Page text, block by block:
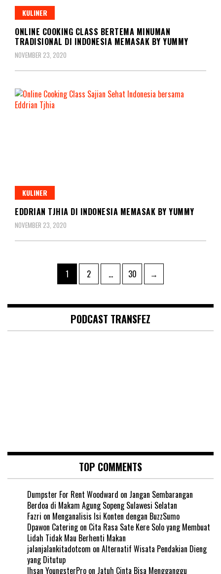
KULINER
ONLINE COOKING CLASS BERTEMA MINUMAN
TRADISIONAL DI INDONESIA MEMASAK BY YUMMY
NOVEMBER 23, 2020
KULINER
EDDRIAN TJHIA DI INDONESIA MEMASAK BY YUMMY
NOVEMBER 23, 2020
pagination
Page
1 Page
2 … Page
30 →
PODCAST TRANSFEZ
TOP COMMENTS
Dumpster For Rent Woodward on Jangan Sembarangan
Berdoa di Makam Agung Sopeng Sulawesi Selatan
Fazri on Menganalisis Isi Konten dengan BuzzSumo
Dpawon Cateringon Cita Rasa Sate Kere Solo yang Membuat
Lidah Tidak Mau Berhenti Makan
jalanjalankitadotcom on Alternatif Wisata Pendakian Dieng
yang Ditutup
Ihsan YoungsterPro on Jatuh Cinta Bisa Mengganggu